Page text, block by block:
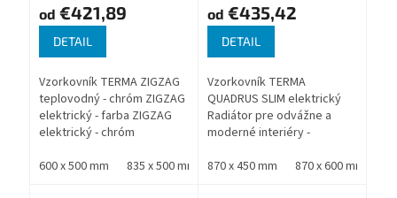
od €421,89
DETAIL
Vzorkovník TERMA ZIGZAG
teplovodný - chróm ZIGZAG
elektrický - farba ZIGZAG
elektrický - chróm
kombinácii s množstvom
600 x 500 mm 835 x 500 mm 1070 x 500 mm 1310 x 500 mm
od €435,42
DETAIL
Vzorkovník TERMA
QUADRUS SLIM elektrický
Radiátor pre odvážne a
moderné interiéry -
veľké kúpeľne, priestorné
870 x 450 mm 870 x 600 mm